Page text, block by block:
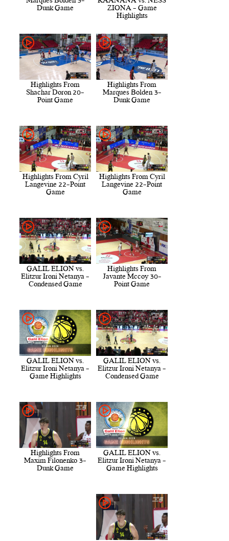
ZIONA - Game
Highlights
Dunk Game
Highlights From
Marques Bolden 3-
Dunk Game
Highlights From
Shachar Doron 20-
Point Game
Highlights From Cyril
Langevine 22-Point
Game
Highlights From Cyril
Langevine 22-Point
Game
Highlights From
Javante Mccoy 30-
Point Game
GALIL ELION vs.
Elitzur Ironi Netanya -
Condensed Game
GALIL ELION vs.
Elitzur Ironi Netanya -
Condensed Game
GALIL ELION vs.
Elitzur Ironi Netanya -
Game Highlights
GALIL ELION vs.
Elitzur Ironi Netanya -
Game Highlights
Highlights From
Maxim Filonenko 3-
Dunk Game